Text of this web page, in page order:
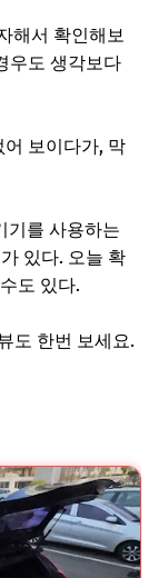
해서 확인해보
우도 생각보다
보이다가, 막
기를 사용하는
있다. 오늘 확
도 있다.
도 한번 보세요.